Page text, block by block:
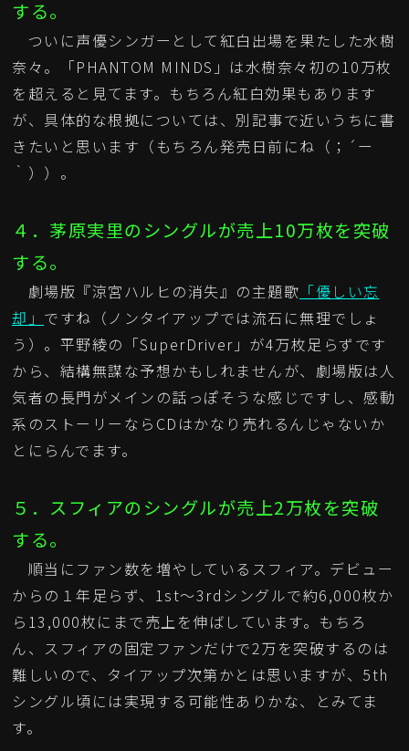
する。
ついに声優シンガーとして紅白出場を果たした水樹
奈々。「PHANTOM MINDS」は水樹奈々初の10万枚
を超えると見てます。もちろん紅白効果もあります
が、具体的な根拠については、別記事で近いうちに書
きたいと思います（もちろん発売日前にね（；´ー
｀））。
４．茅原実里のシングルが売上10万枚を突破
する。
劇場版『涼宮ハルヒの消失』の主題歌 「優しい忘
却」 ですね（ノンタイアップでは流石に無理でしょ
う）。平野綾の「SuperDriver」が4万枚足らずです
から、結構無謀な予想かもしれませんが、劇場版は人
気者の長門がメインの話っぽそうな感じですし、感動
系のストーリーならCDはかなり売れるんじゃないか
とにらんでます。
５．スフィアのシングルが売上2万枚を突破
する。
順当にファン数を増やしているスフィア。デビュー
からの１年足らず、1st～3rdシングルで約6,000枚か
ら13,000枚にまで売上を伸ばしています。もちろ
ん、スフィアの固定ファンだけで2万を突破するのは
難しいので、タイアップ次第かとは思いますが、5th
シングル頃には実現する可能性ありかな、とみてま
す。